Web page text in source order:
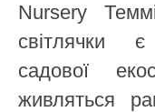
Nursery
світлячки
садової
живляться